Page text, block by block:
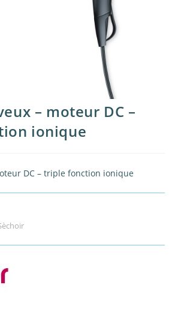
– moteur DC –
ionique
DC – triple fonction ionique